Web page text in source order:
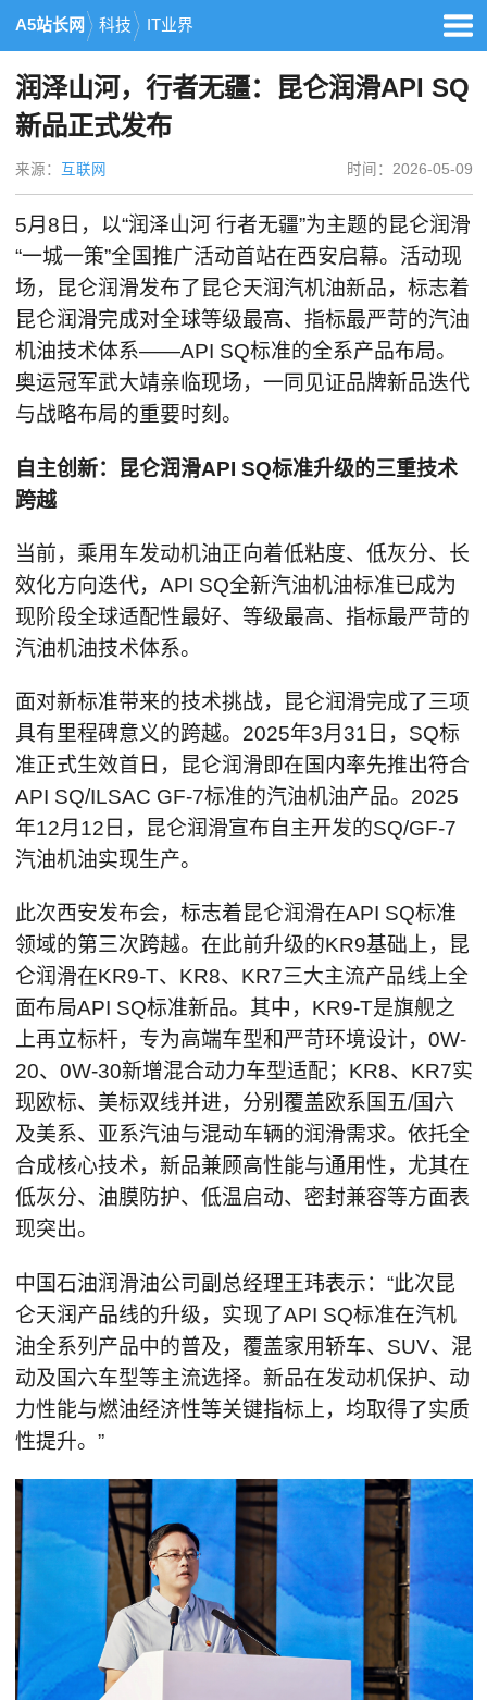
A5站长网 科技 IT业界
润泽山河，行者无疆：昆仑润滑API SQ
新品正式发布
来源： 互联网 时间：2026-05-09
5月8日，以“润泽山河 行者无疆”为主题的昆仑润滑
“一城一策”全国推广活动首站在西安启幕。活动现
场，昆仑润滑发布了昆仑天润汽机油新品，标志着
昆仑润滑完成对全球等级最高、指标最严苛的汽油
机油技术体系——API SQ标准的全系产品布局。
奥运冠军武大靖亲临现场，一同见证品牌新品迭代
与战略布局的重要时刻。
自主创新：昆仑润滑API SQ标准升级的三重技术
跨越
当前，乘用车发动机油正向着低粘度、低灰分、长
效化方向迭代，API SQ全新汽油机油标准已成为
现阶段全球适配性最好、等级最高、指标最严苛的
汽油机油技术体系。
面对新标准带来的技术挑战，昆仑润滑完成了三项
具有里程碑意义的跨越。2025年3月31日，SQ标
准正式生效首日，昆仑润滑即在国内率先推出符合
API SQ/ILSAC GF-7标准的汽油机油产品。2025
年12月12日，昆仑润滑宣布自主开发的SQ/GF-7
汽油机油实现生产。
此次西安发布会，标志着昆仑润滑在API SQ标准
领域的第三次跨越。在此前升级的KR9基础上，昆
仑润滑在KR9-T、KR8、KR7三大主流产品线上全
面布局API SQ标准新品。其中，KR9-T是旗舰之
上再立标杆，专为高端车型和严苛环境设计，0W-
20、0W-30新增混合动力车型适配；KR8、KR7实
现欧标、美标双线并进，分别覆盖欧系国五/国六
及美系、亚系汽油与混动车辆的润滑需求。依托全
合成核心技术，新品兼顾高性能与通用性，尤其在
低灰分、油膜防护、低温启动、密封兼容等方面表
现突出。
中国石油润滑油公司副总经理王玮表示：“此次昆
仑天润产品线的升级，实现了API SQ标准在汽机
油全系列产品中的普及，覆盖家用轿车、SUV、混
动及国六车型等主流选择。新品在发动机保护、动
力性能与燃油经济性等关键指标上，均取得了实质
性提升。”